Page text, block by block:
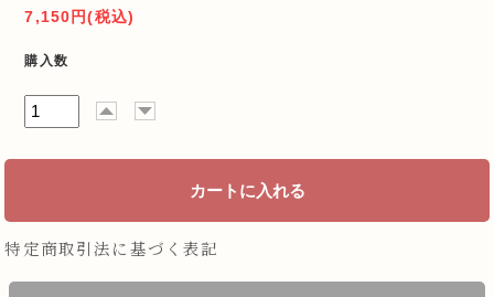
7,150円(税込)
購入数
特定商取引法に基づく表記